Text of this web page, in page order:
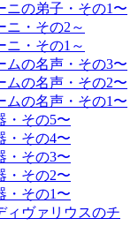
ニの弟子・その1〜
ニ・その2～
ニ・その1～
ムの名声・その3〜
ムの名声・その2〜
ムの名声・その1〜
・その5〜
・その4〜
・その3〜
・その2〜
・その1〜
ィヴァリウスのチ